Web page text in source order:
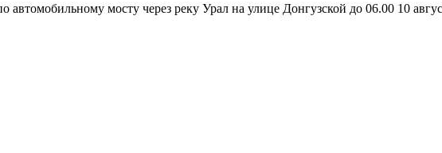
автомобильному мосту через реку Урал на улице Донгузской до 06.00 10